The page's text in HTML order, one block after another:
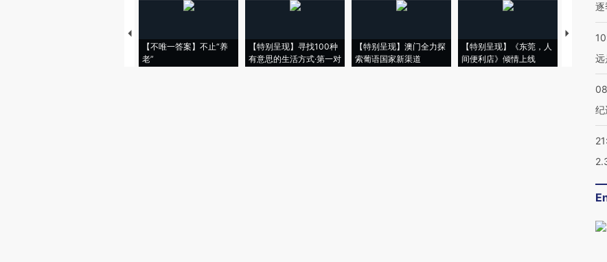
【不唯一答案】不止“养
老”
【特别呈现】寻找100种
有意思的生活方式·第一对
【特别呈现】澳门全力探
索葡语国家新渠道
【特别呈现】《东莞，人
间便利店》倾情上线
【推广】
会，让数
逐
远
纪